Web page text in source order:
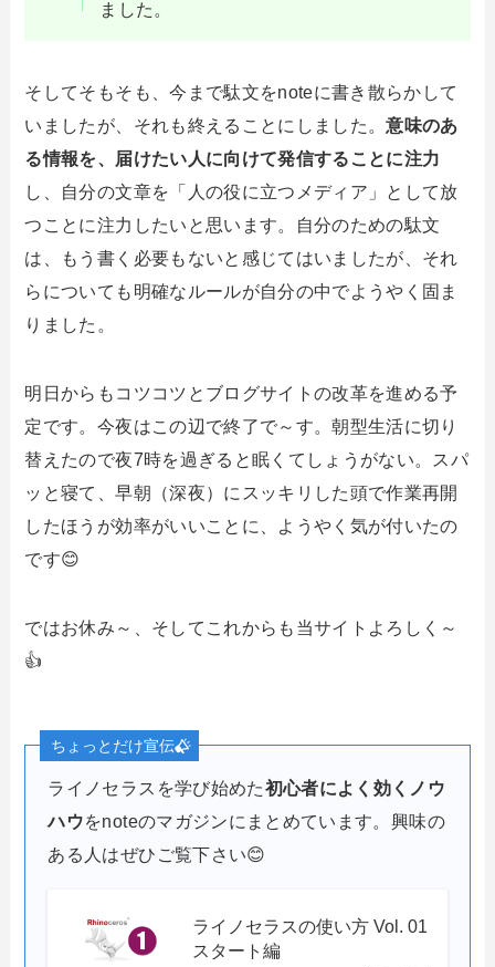
ました。
そしてそもそも、今まで駄文をnoteに書き散らかして
いましたが、それも終えることにしました。意味のあ
る情報を、届けたい人に向けて発信することに注力
し、自分の文章を「人の役に立つメディア」として放
つことに注力したいと思います。自分のための駄文
は、もう書く必要もないと感じてはいましたが、それ
らについても明確なルールが自分の中でようやく固ま
りました。
明日からもコツコツとブログサイトの改革を進める予
定です。今夜はこの辺で終了で～す。朝型生活に切り
替えたので夜7時を過ぎると眠くてしょうがない。スパ
ッと寝て、早朝（深夜）にスッキリした頭で作業再開
したほうが効率がいいことに、ようやく気が付いたの
です😊
ではお休み～、そしてこれからも当サイトよろしく～
👍
ちょっとだけ宣伝
ライノセラスを学び始めた初心者によく効くノウ
ハウをnoteのマガジンにまとめています。興味の
ある人はぜひご覧下さい😊
ライノセラスの使い方 Vol. 01
スタート編